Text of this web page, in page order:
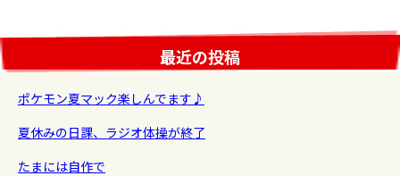
最近の投稿
ポケモン夏マック楽しんでます♪
夏休みの日課、ラジオ体操が終了
たまには自作で